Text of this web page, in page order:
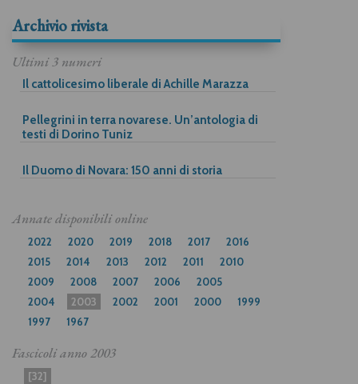
Archivio rivista
Ultimi 3 numeri
Il cattolicesimo liberale di Achille Marazza
Pellegrini in terra novarese. Un’antologia di
testi di Dorino Tuniz
Il Duomo di Novara: 150 anni di storia
Annate disponibili online
2022 2020 2019 2018 2017
2016
2015
2014 2013 2012 2011
2010
2009
2008 2007 2006
2005
2004
2003 2002 2001 2000
1999
1997
1967
Fascicoli anno2003
[32]